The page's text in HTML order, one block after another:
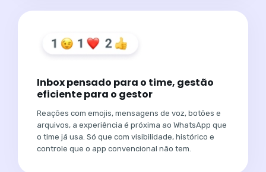
Inbox pensado para o time, gestão
eficiente para o gestor
Reações com emojis, mensagens de voz, botões e
arquivos, a experiência é próxima ao WhatsApp que
o time já usa. Só que com visibilidade, histórico e
controle que o app convencional não tem.